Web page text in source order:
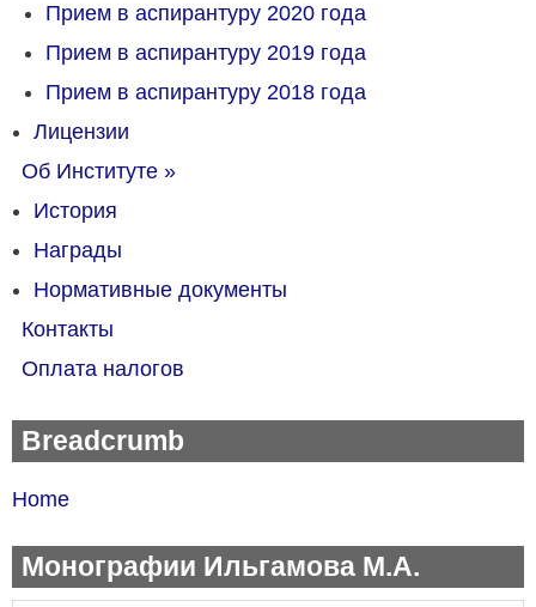
Прием в аспирантуру 2020 года
Прием в аспирантуру 2019 года
Прием в аспирантуру 2018 года
Лицензии
Об Институте »
История
Награды
Нормативные документы
Контакты
Оплата налогов
Breadcrumb
Home
Монографии Ильгамова М.А.